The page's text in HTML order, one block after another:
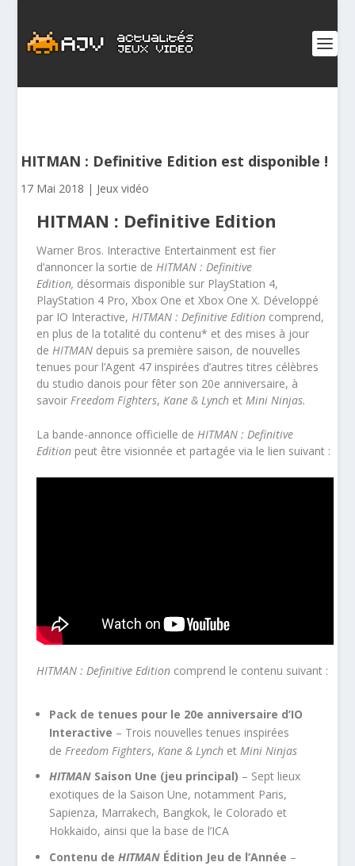
HITMAN : Definitive Edition est disponible !
17 Mai 2018 | Jeux vidéo
HITMAN : Definitive Edition
Warner Bros. Interactive Entertainment est fier
d’annoncer la sortie deHITMAN : Definitive
Edition, désormais disponible sur PlayStation 4,
PlayStation 4 Pro, Xbox One et Xbox One X. Développé
par IO Interactive,HITMAN : Definitive Edition comprend,
en plus de la totalité du contenu* et des mises à jour
deHITMAN depuis sa première saison, de nouvelles
tenues pour l’Agent 47 inspirées d’autres titres célèbres
du studio danois pour fêter son 20e anniversaire, à
savoirFreedom Fighters,Kane & Lynch etMini Ninjas.
La bande-annonce officielle deHITMAN : Definitive
Edition peut être visionnée et partagée via le lien suivant :
HITMAN : Definitive Edition comprend le contenu suivant :
Pack de tenues pour le 20e anniversaire d’IO
Interactive – Trois nouvelles tenues inspirées
de Freedom Fighters, Kane & Lynch et Mini Ninjas
HITMAN Saison Une (jeu principal) – Sept lieux
exotiques de la Saison Une, notamment Paris,
Sapienza, Marrakech, Bangkok, le Colorado et
Hokkaido, ainsi que la base de l’ICA
Contenu deHITMAN Édition Jeu de l’Année –